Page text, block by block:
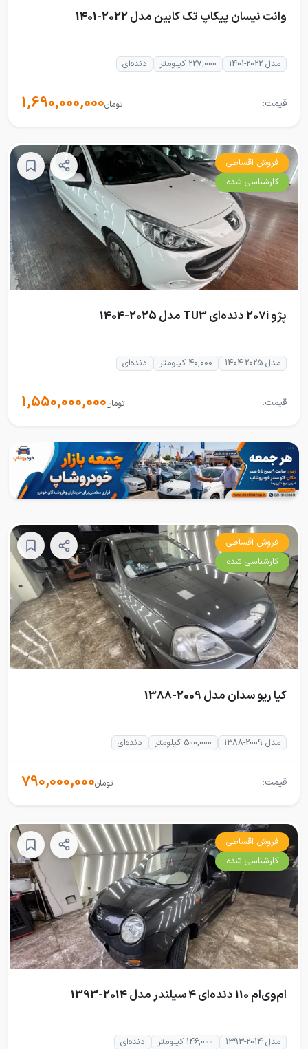
وانت نیسان پیکاپ تک کابین مدل 2022-1401
مدل 2022-1401 227,000 کیلومتر دنده‌ای
قیمت: 1,690,000,000تومان
فروش اقساطی
کارشناسی شده
پژو 207i دنده‌ای TU3 مدل 2025-1404
مدل 2025-1404 40,000 کیلومتر دنده‌ای
قیمت: 1,550,000,000تومان
فروش اقساطی
کارشناسی شده
کیا ریو سدان مدل 2009-1388
مدل 2009-1388 500,000 کیلومتر دنده‌ای
قیمت: 790,000,000تومان
فروش اقساطی
کارشناسی شده
ام‌وی‌ام 110 دنده‌ای ۴ سیلندر مدل 2014-1393
مدل 2014-1393 146,000 کیلومتر دنده‌ای